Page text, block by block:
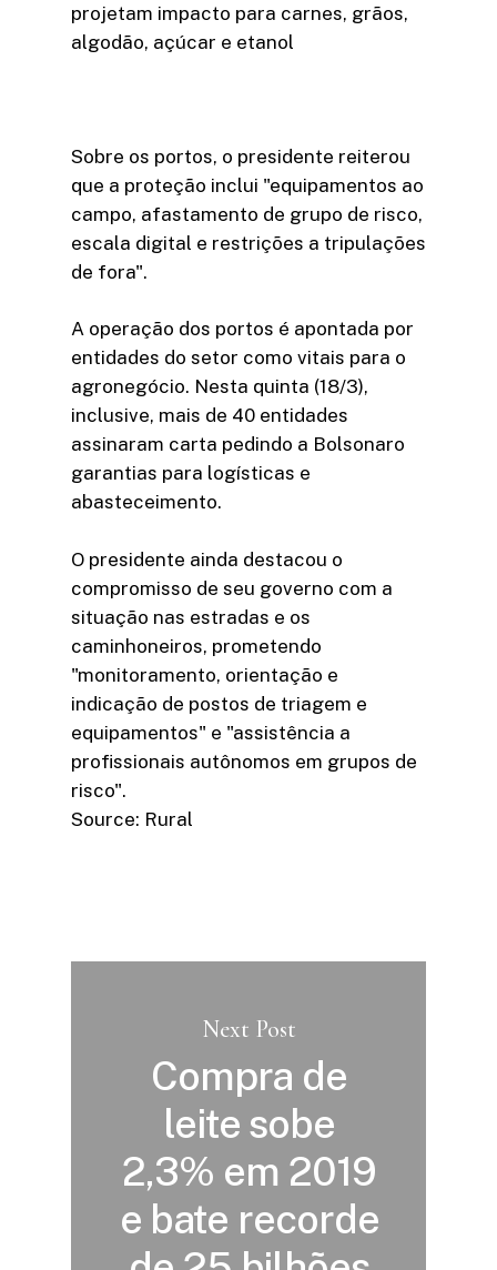
projetam impacto para carnes, grãos,
algodão, açúcar e etanol
Sobre os portos, o presidente reiterou
que a proteção inclui "equipamentos ao
campo, afastamento de grupo de risco,
escala digital e restrições a tripulações
de fora".
A operação dos portos é apontada por
entidades do setor como vitais para o
agronegócio. Nesta quinta (18/3),
inclusive, mais de 40 entidades
assinaram carta pedindo a Bolsonaro
garantias para logísticas e
abasteceimento.
O presidente ainda destacou o
compromisso de seu governo com a
situação nas estradas e os
caminhoneiros, prometendo
"monitoramento, orientação e
indicação de postos de triagem e
equipamentos" e "assistência a
profissionais autônomos em grupos de
risco".
Source: Rural
Next Post
Compra de
leite sobe
2,3% em 2019
e bate recorde